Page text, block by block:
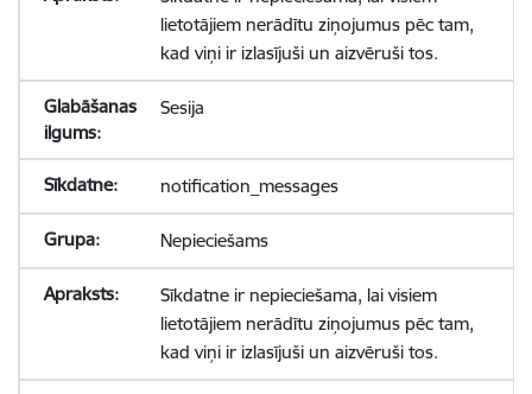
lietotājiem nerādītu ziņojumus pēc tam,
kad viņi ir izlasījuši un aizvēruši tos.
Sesija
notification_messages
Nepieciešams
Sīkdatne ir nepieciešama, lai visiem
lietotājiem nerādītu ziņojumus pēc tam,
kad viņi ir izlasījuši un aizvēruši tos.